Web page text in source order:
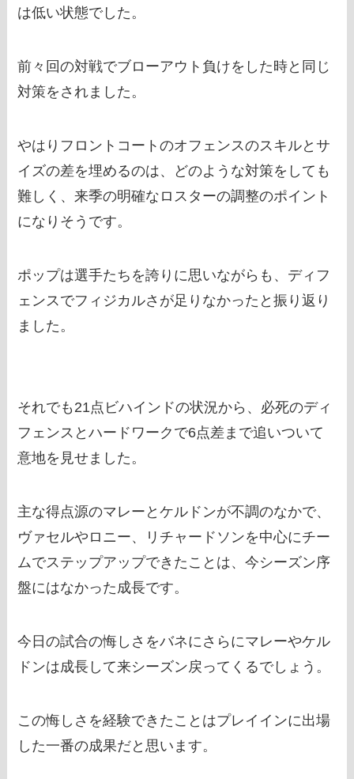
は低い状態でした。
前々回の対戦でブローアウト負けをした時と同じ
対策をされました。
やはりフロントコートのオフェンスのスキルとサ
イズの差を埋めるのは、どのような対策をしても
難しく、来季の明確なロスターの調整のポイント
になりそうです。
ポップは選手たちを誇りに思いながらも、ディフ
ェンスでフィジカルさが足りなかったと振り返り
ました。
それでも21点ビハインドの状況から、必死のディ
フェンスとハードワークで6点差まで追いついて
意地を見せました。
主な得点源のマレーとケルドンが不調のなかで、
ヴァセルやロニー、リチャードソンを中心にチー
ムでステップアップできたことは、今シーズン序
盤にはなかった成長です。
今日の試合の悔しさをバネにさらにマレーやケル
ドンは成長して来シーズン戻ってくるでしょう。
この悔しさを経験できたことはプレイインに出場
した一番の成果だと思います。